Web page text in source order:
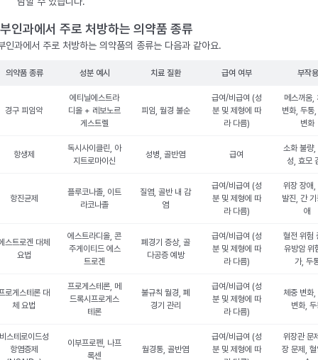
인과에서 주로 처방하는 의약품 종류
인과에서 주로 처방하는 의약품의 종류는 다음과 같아요.
의약품 종류 성분 예시 치료 질환 급여 여부 부작용
경구 피임약
에티닐에스트라
디올 + 레보노르
게스트렐
피임, 월경 불순
급여/비급여 (성
분 및 제형에 따
라 다름)
메스꺼움,
변화, 두통
변화
항생제
독시사이클린, 아
지트로마이신
성병, 골반염 급여
소화 불량,
성, 효모
항진균제
플루코나졸, 이트
라코나졸
질염, 골반 내 감
염
급여/비급여 (성
분 및 제형에 따
라 다름)
위장 장애,
발진, 간
애
스트로겐 대체
요법
에스트라디올, 콘
주게이티드 에스
트로겐
폐경기 증상, 골
다공증 예방
급여/비급여 (성
분 및 제형에 따
라 다름)
혈전 위험
유방암 위
가, 두
로게스테론 대
체 요법
프로게스테론, 메
드록시프로게스
테론
불규칙 월경, 폐
경기 관리
급여/비급여 (성
분 및 제형에 따
라 다름)
체중 변화,
변화,
스테로이드성
항염증제
이부프로펜, 나프
록센
월경통, 골반염
급여/비급여 (성
분 및 제형에 따
위장관 문
장 문제,